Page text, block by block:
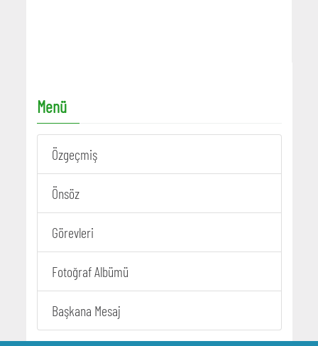
Menü
Özgeçmiş
Önsöz
Görevleri
Fotoğraf Albümü
Başkana Mesaj